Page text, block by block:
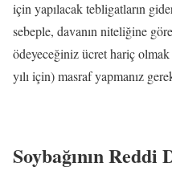
için yapılacak tebligatların
sebeple, davanın niteliğine
ödeyeceğiniz ücret hariç
yılı için) masraf yapmanız
Soybağının Reddi